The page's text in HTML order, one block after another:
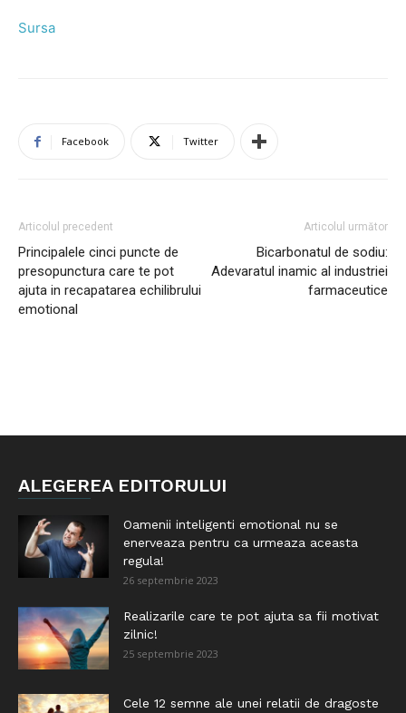
Sursa
Facebook Twitter
Articolul precedent
Principalele cinci puncte de
presopunctura care te pot
ajuta in recapatarea echilibrului
emotional
Articolul următor
Bicarbonatul de sodiu:
Adevaratul inamic al industriei
farmaceutice
ALEGEREA EDITORULUI
Oamenii inteligenti emotional nu se
enerveaza pentru ca urmeaza aceasta
regula!
26 septembrie 2023
Realizarile care te pot ajuta sa fii motivat
zilnic!
25 septembrie 2023
Cele 12 semne ale unei relatii de dragoste